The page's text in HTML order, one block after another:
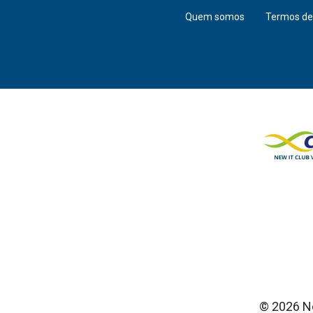
Quem somos Termos
© 2026